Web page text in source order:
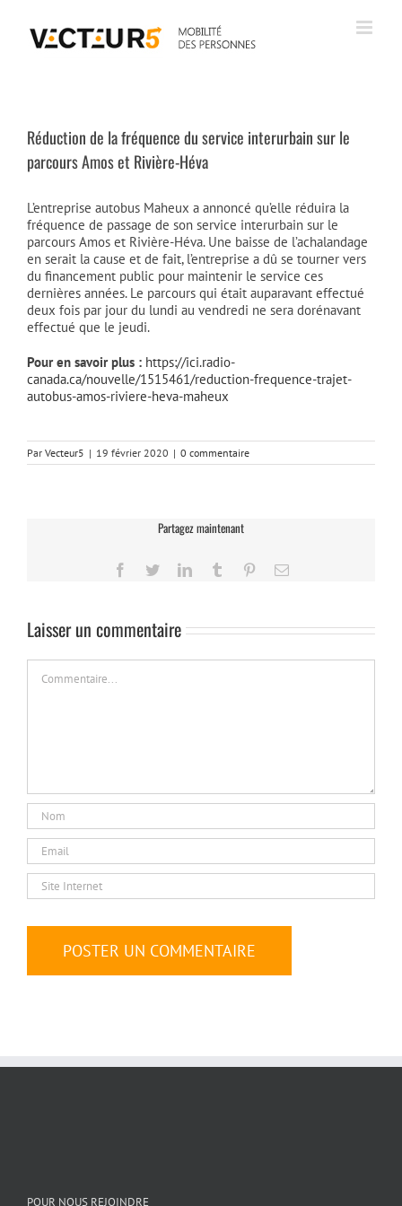
contenu
Réduction de la fréquence du service interurbain sur le
parcours Amos et Rivière-Héva
L’entreprise autobus Maheux a annoncé qu’elle réduira la
fréquence de passage de son service interurbain sur le
parcours Amos et Rivière-Héva. Une baisse de l’achalandage
en serait la cause et de fait, l’entreprise a dû se tourner vers
du financement public pour maintenir le service ces
dernières années. Le parcours qui était auparavant effectué
deux fois par jour du lundi au vendredi ne sera dorénavant
effectué que le jeudi.
Pour en savoir plus : https://ici.radio-
canada.ca/nouvelle/1515461/reduction-frequence-trajet-
autobus-amos-riviere-heva-maheux
Par Vecteur5 | 19 février 2020 | 0 commentaire
Partagez maintenant
Facebook
TwitterLinkedInTumblr PinterestEmail
Laisser un commentaire
POUR NOUS REJOINDRE